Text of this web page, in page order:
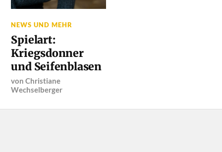
NEWS UND MEHR
Spielart:
Kriegsdonner
und Seifenblasen
vonChristiane
Wechselberger